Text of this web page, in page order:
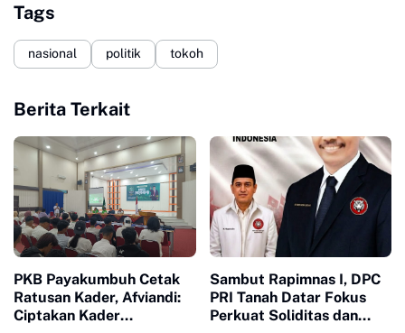
Tags
nasional politik tokoh
Berita Terkait
PKB Payakumbuh Cetak
Ratusan Kader, Afviandi:
Ciptakan Kader
Sambut Rapimnas I, DPC
PRI Tanah Datar Fokus
Perkuat Soliditas dan